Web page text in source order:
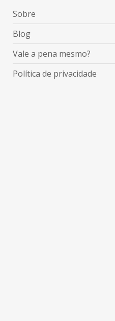
Sobre
Blog
Vale a pena mesmo?
Política de privacidade